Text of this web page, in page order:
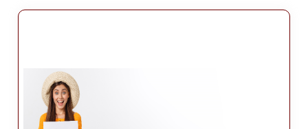
historiques, dont le château d'Uşak, le musée d'Uşak
- N'oubliez pas de visiter le château d'Uşak, qui offre
une vue imprenable sur la ville.
- Promenez-vous dans la vieille ville de la ville, qui